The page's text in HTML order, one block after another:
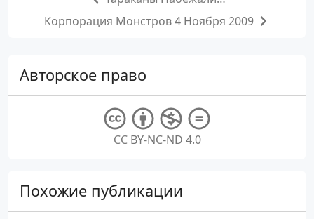
Корпорация Монстров 4 Ноября 2009
Авторское право
CC BY-NC-ND 4.0
Похожие публикации